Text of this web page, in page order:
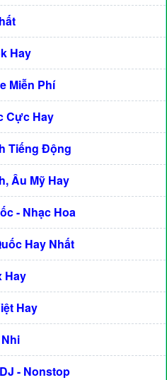
Hay
Miễn Phí
Cực Hay
Tiếng Động
Âu Mỹ Hay
- Nhạc Hoa
Hay Nhất
Hay
Hay
- Nonstop